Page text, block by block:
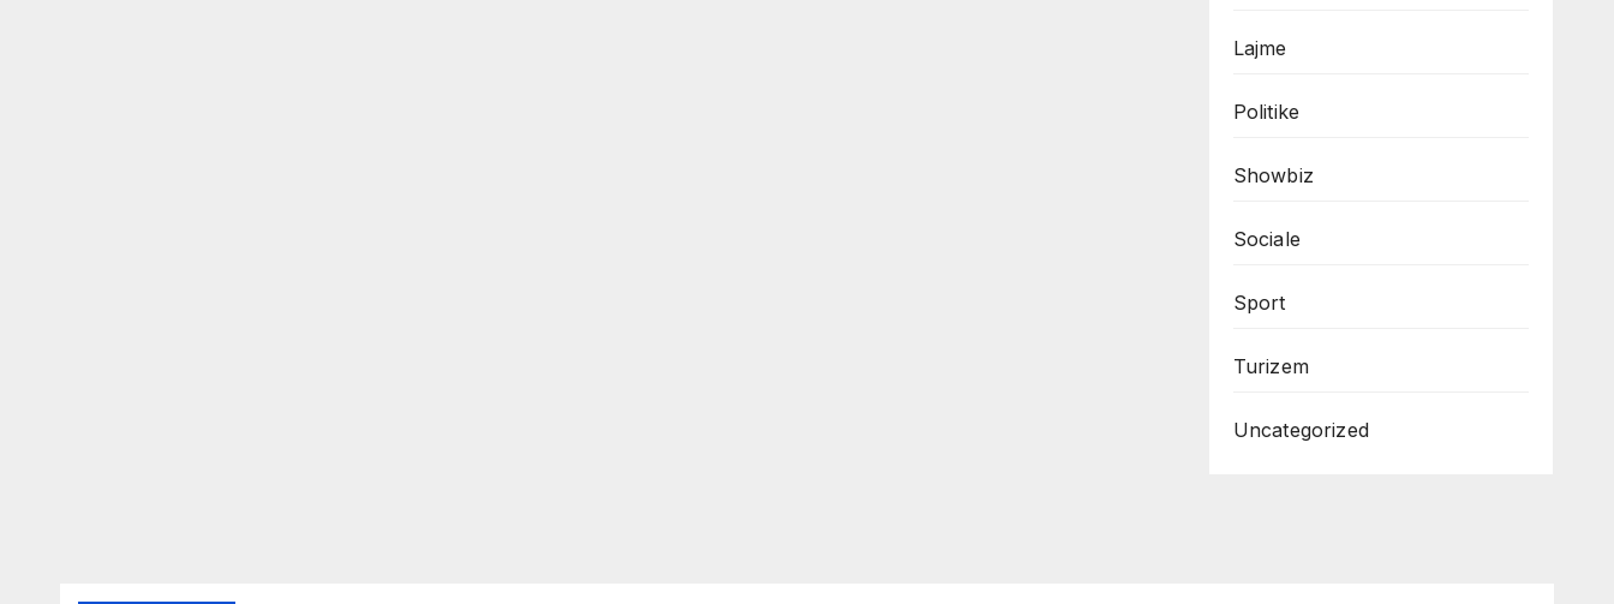
Lajme
Politike
Showbiz
Sociale
Sport
Turizem
Uncategorized